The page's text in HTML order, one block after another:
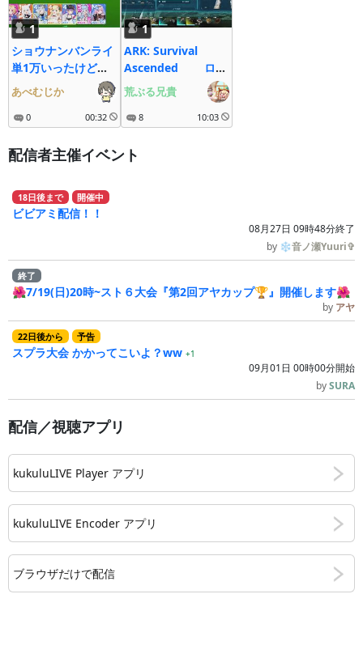
1
ショウナンバンライ
単1万いったけど大
丈夫そ？
あべむじか
0 00:32
1
ARK: Survival
Ascended ロー
カル/Steam/じぇね
しす１
荒ぶる兄貴
8 10:03
配信者主催イベント
18日後まで 開催中
ビビアミ配信！！
08月27日 09時48分終了
by ❄音ノ瀬Yuuri✞
終了
🌺7/19(日)20時~スト６大会『第2回アヤカップ🏆』開催します🌺
by アヤ
22日後から 予告
スプラ大会 かかってこいよ？ww +1
09月01日 00時00分開始
bySURA
配信／視聴アプリ
kukuluLIVE Player アプリ
kukuluLIVE Encoder アプリ
ブラウザだけで配信